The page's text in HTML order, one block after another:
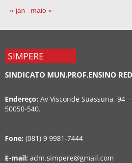
« jan maio »
SIMPERE
SINDICATO MUN.PROF.ENSINO
Endereço: Av Visconde Suassuna, 94
50050-540.
Fone: (081) 9 9981-7444
E-mail: adm.simpere@gmail.com